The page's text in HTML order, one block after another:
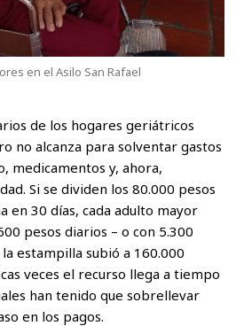
en el Asilo San Rafael
de los hogares geriátricos
no alcanza para solventar gastos
medicamentos y, ahora,
Si se dividen los 80.000 pesos
en 30 días, cada adulto mayor
pesos diarios – o con 5.300
estampilla subió a 160.000
veces el recurso llega a tiempo
han tenido que sobrellevar
en los pagos.